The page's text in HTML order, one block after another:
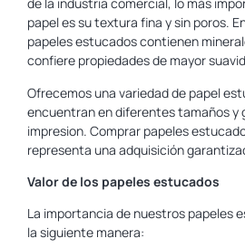
papel es su textura fina y sin poros.
papeles estucados contienen
confiere propiedades de mayor
Ofrecemos una variedad de papel
encuentran en diferentes tamaños y
impresion. Comprar papeles
representa una adquisición
Valor de los papeles estucados
La importancia de nuestros papeles
la siguiente manera: